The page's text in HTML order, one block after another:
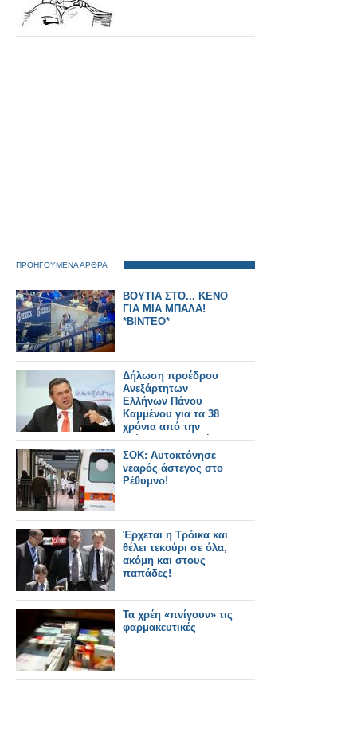
ΠΡΟΗΓΟΥΜΕΝΑ ΑΡΘΡΑ
ΒΟΥΤΙΑ ΣΤΟ... ΚΕΝΟ
ΓΙΑ ΜΙΑ ΜΠΑΛΑ!
*ΒΙΝΤΕΟ*
Δήλωση προέδρου
Ανεξάρτητων
Ελλήνων Πάνου
Καμμένου για τα 38
χρόνια από την
τούρκικη εισβολή
στην Κύπρο
ΣΟΚ: Αυτοκτόνησε
νεαρός άστεγος στο
Ρέθυμνο!
Έρχεται η Τρόικα και
θέλει τεκούρι σε όλα,
ακόμη και στους
παπάδες!
Τα χρέη «πνίγουν» τις
φαρμακευτικές